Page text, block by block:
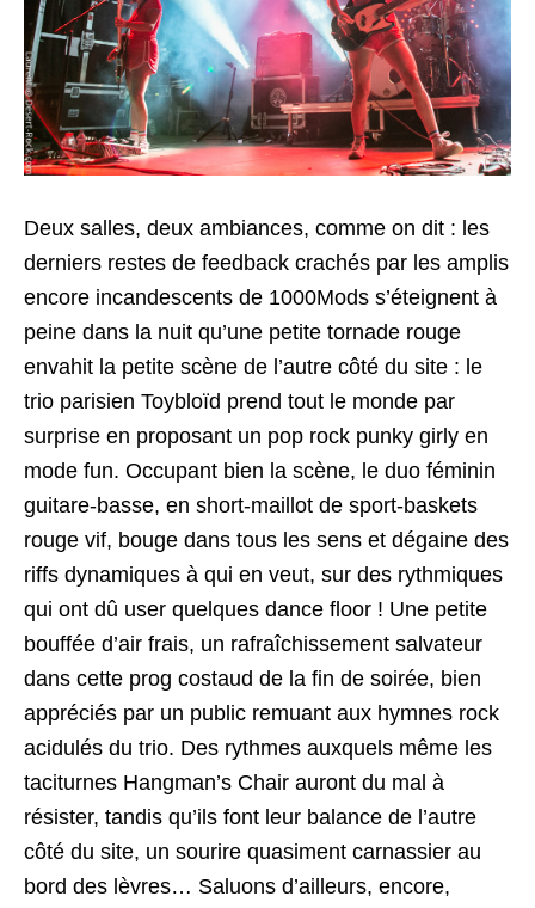
Deux salles, deux ambiances, comme on dit : les
derniers restes de feedback crachés par les amplis
encore incandescents de 1000Mods s’éteignent à
peine dans la nuit qu’une petite tornade rouge
envahit la petite scène de l’autre côté du site : le
trio parisien Toybloïd prend tout le monde par
surprise en proposant un pop rock punky girly en
mode fun. Occupant bien la scène, le duo féminin
guitare-basse, en short-maillot de sport-baskets
rouge vif, bouge dans tous les sens et dégaine des
riffs dynamiques à qui en veut, sur des rythmiques
qui ont dû user quelques dance floor ! Une petite
bouffée d’air frais, un rafraîchissement salvateur
dans cette prog costaud de la fin de soirée, bien
appréciés par un public remuant aux hymnes rock
acidulés du trio. Des rythmes auxquels même les
taciturnes Hangman’s Chair auront du mal à
résister, tandis qu’ils font leur balance de l’autre
côté du site, un sourire quasiment carnassier au
bord des lèvres… Saluons d’ailleurs, encore,